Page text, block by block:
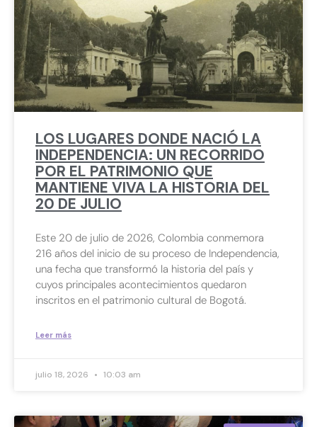
LOS LUGARES DONDE NACIÓ LA
INDEPENDENCIA: UN RECORRIDO
POR EL PATRIMONIO QUE
MANTIENE VIVA LA HISTORIA DEL
20 DE JULIO
Este 20 de julio de 2026, Colombia conmemora
216 años del inicio de su proceso de Independencia,
una fecha que transformó la historia del país y
cuyos principales acontecimientos quedaron
inscritos en el patrimonio cultural de Bogotá.
Leer más
julio 18, 2026 10:03 am